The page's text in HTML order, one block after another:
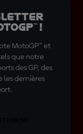
!
MotoGP™ et
que notre
des GP, des
les dernières